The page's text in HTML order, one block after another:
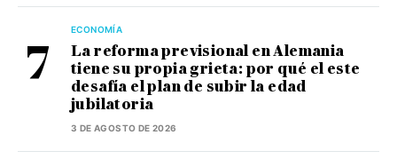
ECONOMÍA
La reforma previsional en Alemania
tiene su propia grieta: por qué el este
desafía el plan de subir la edad
jubilatoria
3 DE AGOSTO DE 2026